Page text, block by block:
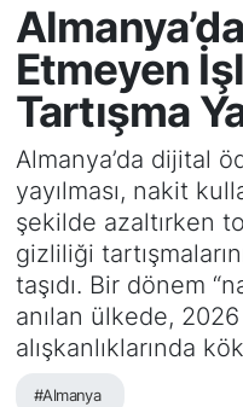
Etmeyen
Tartışma
Almanya’da dijital
yayılması, nakit
şekilde azaltırken
gizliliği
taşıdı. Bir dönem
anılan ülkede,
alışkanlıklarında
#Almanya
HAMBURG
SPOR
DEUTSCH
EKONOMİ
SİYASET
SAĞLIK
Puan Durumu
Tüm Manşetler
Son Dakika
Haber Arşivi